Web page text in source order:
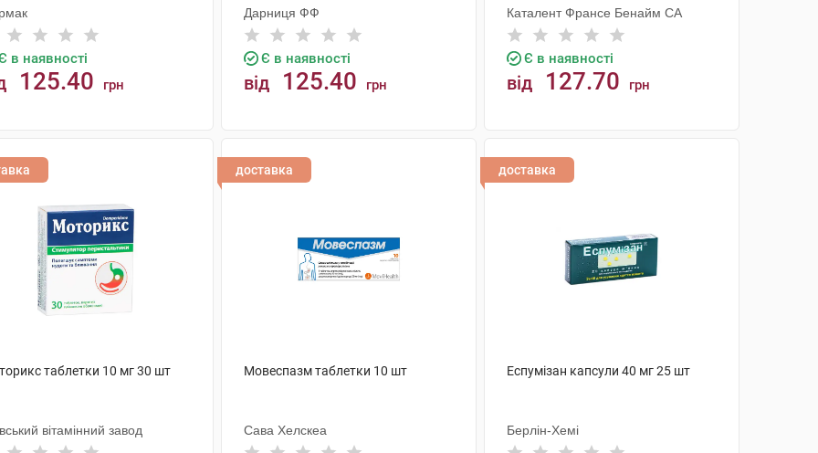
в наявності
125.40 грн
Дарниця ФФ
Є в наявності
від 125.40 грн
Каталент Франсе Бенайм СА
Є в наявності
від 127.70 грн
таблетки 10 мг 30 шт
вітамінний завод
доставка
Мовеспазм таблетки 10 шт
Сава Хелскеа
доставка
Еспумізан капсули 40 мг 25 шт
Берлін-Хемі